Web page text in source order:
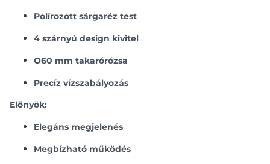
Polírozott sárgaréz test
4 szárnyú design kivitel
O60 mm takarórózsa
Precíz vízszabályozás
Előnyök:
Elegáns megjelenés
Megbízható működés